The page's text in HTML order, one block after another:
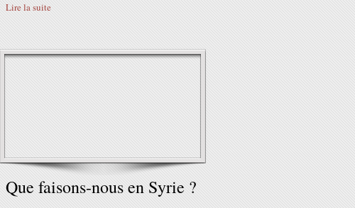
Lire la suite
Que faisons-nous en Syrie ?